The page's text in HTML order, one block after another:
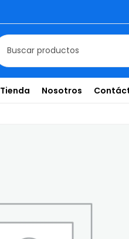
Tienda Nosotros